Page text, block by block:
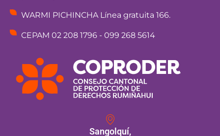
WARMI PICHINCHA Línea gratuita 166.
CEPAM 02 208 1796 - 099 268 5614
Sangolquí,